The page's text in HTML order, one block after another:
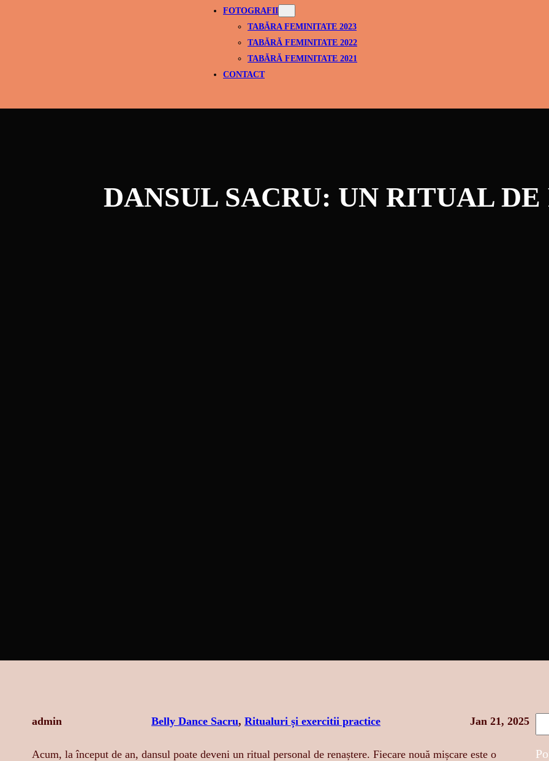
FOTOGRAFII
TABĂRA FEMINITATE 2023
TABĂRĂ FEMINITATE 2022
TABĂRĂ FEMINITATE 2021
CONTACT
DANSUL SACRU: UN RITUAL
admin Belly Dance Sacru, Ritualuri și exercitii practice Jan 21, 2025
Acum, la început de an, dansul poate deveni un ritual personal de renaștere. Fiecare nouă mișcare este o
e
a